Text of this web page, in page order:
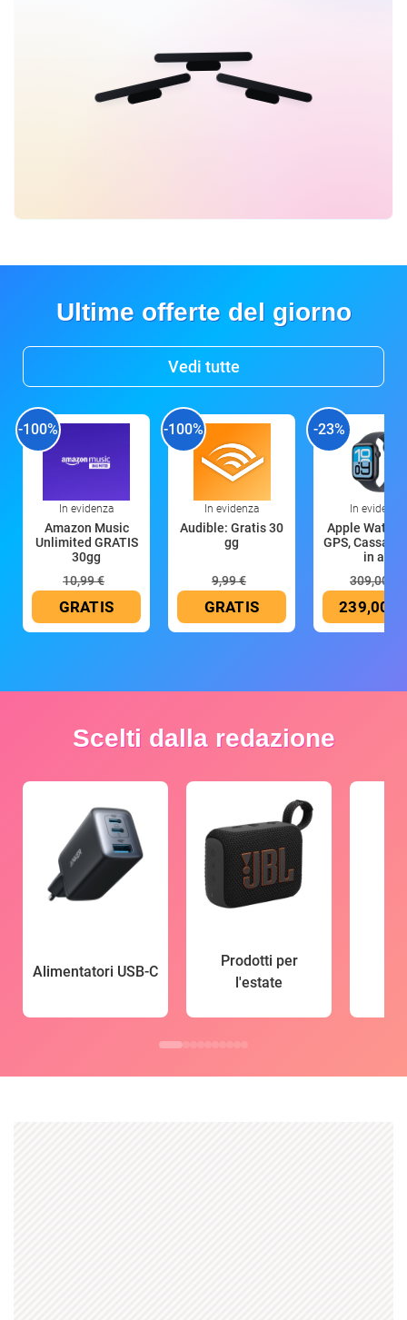
Ultime offerte del giorno
Vedi tutte
-100%
In evidenza
Amazon Music
Unlimited GRATIS
30gg
10,99 €
GRATIS
-100%
In evidenza
Audible: Gratis 30
gg
9,99 €
GRATIS
-23%
In evidenza
Apple Watch
GPS, Cassa
in all
309,00 €
239,00 €
Scelti dalla redazione
Alimentatori USB-C
Prodotti per
l'estate